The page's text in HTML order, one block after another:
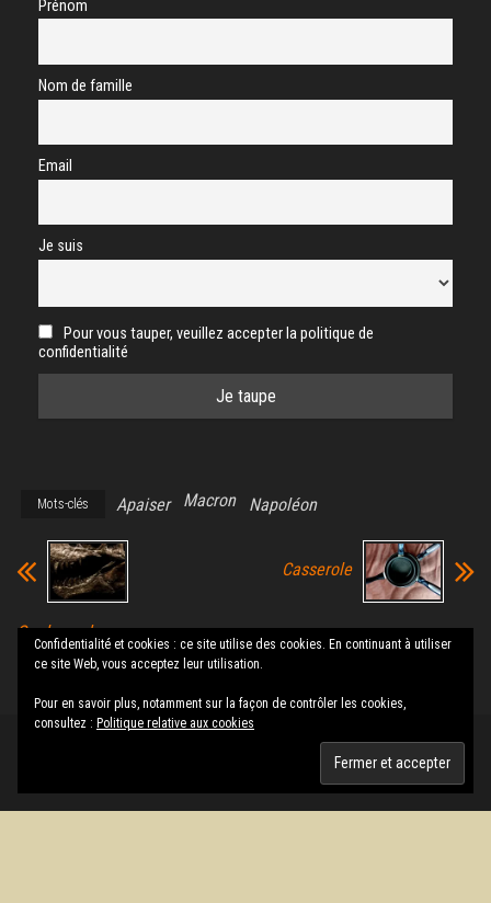
Prénom
Nom de famille
Email
Je suis
Pour vous tauper, veuillez accepter la politique de
confidentialité
Mots-clés Apaiser Macron Napoléon
Quelque chose
de…dans la ville
d’Annecy ?
Casserole
Thème :Envo Magazine
Confidentialité et cookies : ce site utilise des cookies. En continuant à utiliser
ce site Web, vous acceptez leur utilisation.
Pour en savoir plus, notamment sur la façon de contrôler les cookies,
consultez : Politique relative aux cookies